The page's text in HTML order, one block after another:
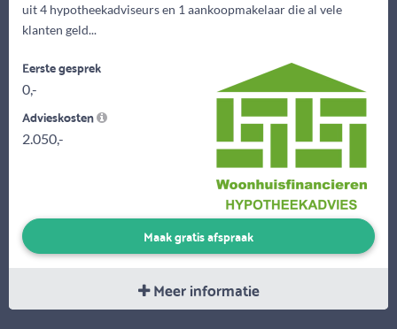
uit 4 hypotheekadviseurs en 1 aankoopmakelaar die al vele
klanten geld...
Eerste gesprek
0,-
Advieskosten
2.050,-
Maak gratis afspraak
Meer informatie